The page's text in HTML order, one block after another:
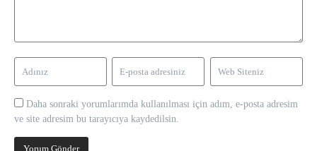
Daha sonraki yorumlarımda kullanılması için adım, e-posta adresim
ve site adresim bu tarayıcıya kaydedilsin.